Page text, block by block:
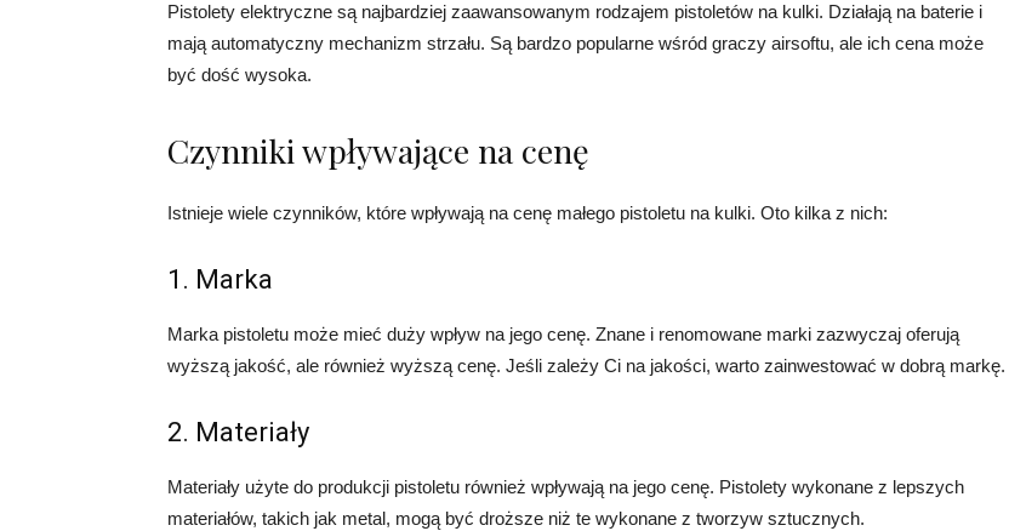
Pistolety elektryczne są najbardziej zaawansowanym rodzajem pistoletów na kulki. Działają na baterie i
mają automatyczny mechanizm strzału. Są bardzo popularne wśród graczy airsoftu, ale ich cena może
być dość wysoka.
Czynniki wpływające na cenę
Istnieje wiele czynników, które wpływają na cenę małego pistoletu na kulki. Oto kilka z nich:
1. Marka
Marka pistoletu może mieć duży wpływ na jego cenę. Znane i renomowane marki zazwyczaj oferują
wyższą jakość, ale również wyższą cenę. Jeśli zależy Ci na jakości, warto zainwestować w dobrą markę.
2. Materiały
Materiały użyte do produkcji pistoletu również wpływają na jego cenę. Pistolety wykonane z lepszych
materiałów, takich jak metal, mogą być droższe niż te wykonane z tworzyw sztucznych.